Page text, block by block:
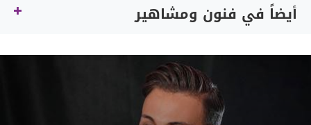
أيضاً في فنون ومشاهير